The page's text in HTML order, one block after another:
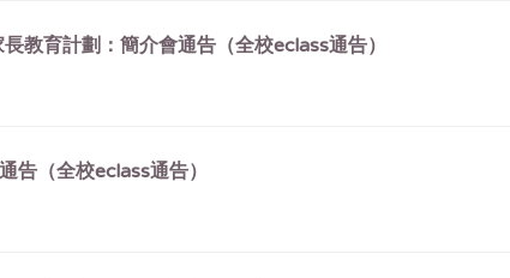
教育計劃：簡介會通告（全校eclass通告）
（全校eclass通告）